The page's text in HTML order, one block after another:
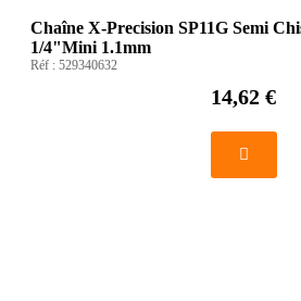
Chaîne X-Precision SP11G Semi
1/4"Mini 1.1mm
Réf : 529340632
14,62 €